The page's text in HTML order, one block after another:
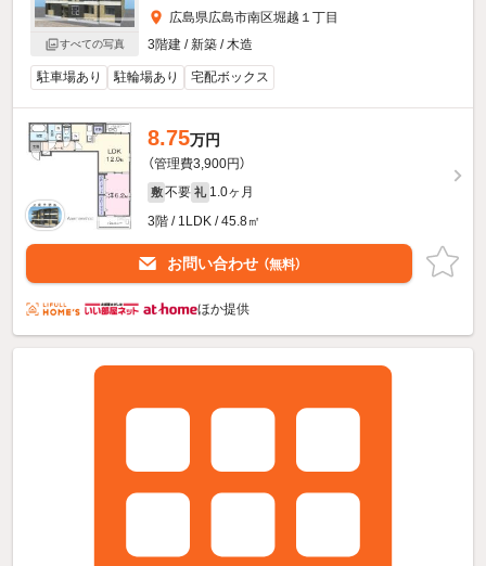
すべての写真
広島県広島市南区堀越１丁目
3階建 / 新築 / 木造
駐車場あり 駐輪場あり 宅配ボックス
8.75万円
（管理費3,900円）
敷 不要 礼 1.0ヶ月
3階 / 1LDK / 45.8㎡
お問い合わせ （無料）
ほか提供